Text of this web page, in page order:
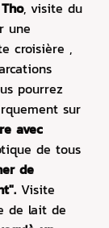
, visite du
une
croisière ,
pourrez
sur
avec
de tous
de
Visite
de lait de